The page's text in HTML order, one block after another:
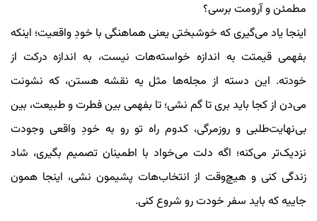
مطمئن و آرومت برسی؟
اینجا یاد می‌گیری که خوشبختی یعنی هماهنگی با خودِ واقعیت؛ اینکه
بفهمی قیمتت به اندازه‌ خواسته‌هات نیست، به اندازه‌ درکت از
خودته. این دسته از مجله‌ها مثل یه نقشه‌ هستن، که نشونت
می‌دن از کجا باید بری تا گم نشی؛ تا بفهمی بین فطرت و طبیعت، بین
بی‌نهایت‌طلبی و روزمرگی، کدوم راه تو رو به خودِ واقعی‌ وجودت
نزدیک‌تر می‌کنه؛ اگه دلت می‌خواد با اطمینان تصمیم بگیری، شاد
زندگی کنی و هیچ‌وقت از انتخاب‌هات پشیمون نشی، اینجا همون
جاییه که باید سفر خودت رو شروع کنی.